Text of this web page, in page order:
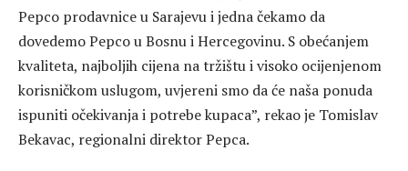
Pepco prodavnice u Sarajevu i jedna čekamo da
dovedemo Pepco u Bosnu i Hercegovinu. S obećanjem
kvaliteta, najboljih cijena na tržištu i visoko ocijenjenom
korisničkom uslugom, uvjereni smo da će naša ponuda
ispuniti očekivanja i potrebe kupaca”, rekao je Tomislav
Bekavac, regionalni direktor Pepca.